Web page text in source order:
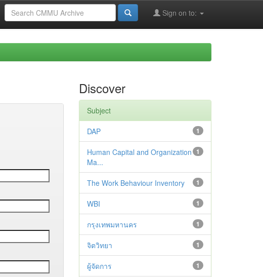
Sign on to:
Discover
Subject
1
DAP
1
Human Capital and Organization
Ma...
1
The Work Behaviour Inventory
1
WBI
1
กรุงเทพมหานคร
1
จิตวิทยา
1
ผู้จัดการ